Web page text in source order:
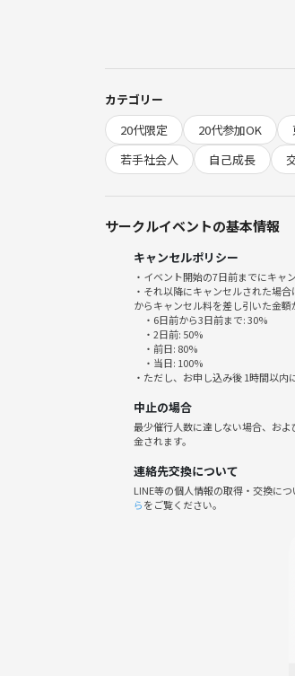
・若手社会人:
- キャリアの方向性を見直したい
- 新しいスキルや知識を得てキャ
・キャリアチェンジを考えている
- 仕事にやりがいを見つけたい方。
・自己理解を深めたい全ての方:
- 自己成長に興味がある方。
- 自分の過去を振り返り、未来を
⚫︎参加するメリット
自分が今後行うことについて、
る」 「○○会社のインターン」
・うっすらと考えていることを後
自分の現状をつまびらかに他人
案してもらうことで、「自分が
は、あなたのモヤモヤした曖昧
カテゴリー
20代限定
20代参加OK
若手社会人
自己成長
サークルイベントの基本情報
キャンセルポリシー
・イベント開始の7日前までにキャ
・それ以降にキャンセルされた場
からキャンセル料を差し引いた金額
・6日前から3日前まで: 30%
・2日前: 50%
・前日: 80%
・当日: 100%
・ただし、お申し込み後 1時間以内
中止の場合
最少催行人数に達しない場合、お
金されます。
連絡先交換について
LINE等の個人情報の取得・交換に
らをご覧ください。